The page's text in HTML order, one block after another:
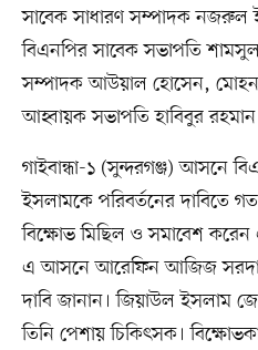
সাবেক সাধারণ সম্পাদক নজরুল
বিএনপির সাবেক সভাপতি
সম্পাদক আউয়াল হোসেন,
আহ্বায়ক সভাপতি হাবিবুর রহমান
গাইবান্ধা-১ (সুন্দরগঞ্জ) আসনে
ইসলামকে পরিবর্তনের দাবিতে
বিক্ষোভ মিছিল ও সমাবেশ করেন
এ আসনে আরেফিন আজিজ
দাবি জানান। জিয়াউল ইসলাম
তিনি পেশায় চিকিৎসক।